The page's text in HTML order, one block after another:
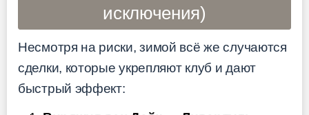
исключения)
Несмотря на риски, зимой всё же случаются
сделки, которые укрепляют клуб и дают
быстрый эффект: